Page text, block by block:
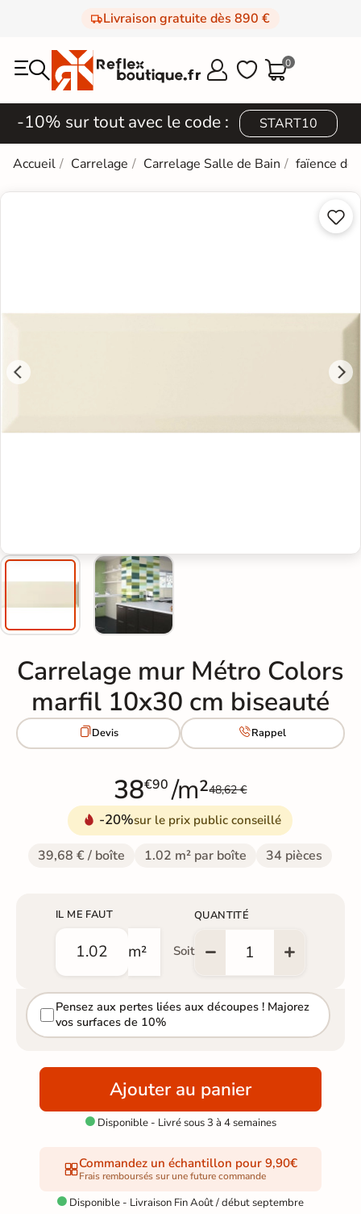
Livraison gratuite dès 890 €
  0
-10% sur tout avec le code : START10
Accueil Carrelage Carrelage Salle de Bain faïence


Carrelage mur Métro Colors
marfil 10x30 cm biseauté
Devis Rappel
38€90 /m²48,62 €
-20%sur le prix public conseillé
39,68 € / boîte 1.02 m² par boîte 34 pièces
IL ME FAUT
m² Soit
QUANTITÉ
Pensez aux pertes liées aux découpes ! Majorez
vos surfaces de 10%
Ajouter au panier
Disponible - Livré sous 3 à 4 semaines
Commandez un échantillon pour 9,90€
Frais remboursés sur une future commande
 Disponible - Livraison Fin Août / début septembre